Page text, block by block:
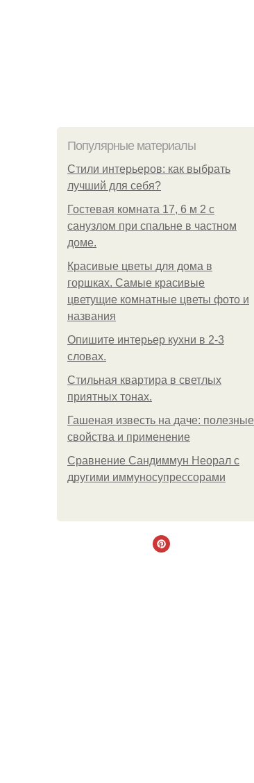
Популярные материалы
Стили интерьеров: как выбрать
лучший для себя?
Гостевая комната 17, 6 м 2 с
санузлом при спальне в частном
доме.
Красивые цветы для дома в
горшках. Самые красивые
цветущие комнатные цветы фото и
названия
Опишите интерьер кухни в 2-3
словах.
Стильная квартира в светлых
приятных тонах.
Гашеная известь на даче: полезные
свойства и применение
Сравнение Сандиммун Неорал с
другими иммуносупрессорами